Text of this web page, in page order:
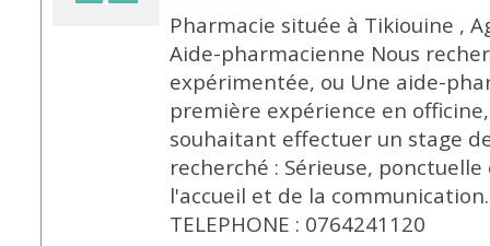
Pharmacie située à Tikiouine ,
Aide-pharmacienne Nous
expérimentée, ou Une aide-
première expérience en
souhaitant effectuer un stage
recherché : Sérieuse,
l'accueil et de la
TELEPHONE : 0764241120